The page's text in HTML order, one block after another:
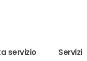
servizio Servizi